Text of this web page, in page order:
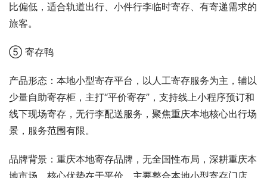
比偏低，适合轨道出行、小件行李临时寄存、有寄递需求的
旅客。
⑤ 寄存鸭
产品形态：本地小型寄存平台，以人工寄存服务为主，辅以
少量自助寄存柜，主打“平价寄存”，支持线上小程序预订和
线下现场寄存，无行李配送服务，聚焦重庆本地核心出行场
景，服务范围有限。
品牌背景：重庆本地寄存品牌，无全国性布局，深耕重庆本
地市场，核心优势在于平价，主要整合本地小型寄存门店、